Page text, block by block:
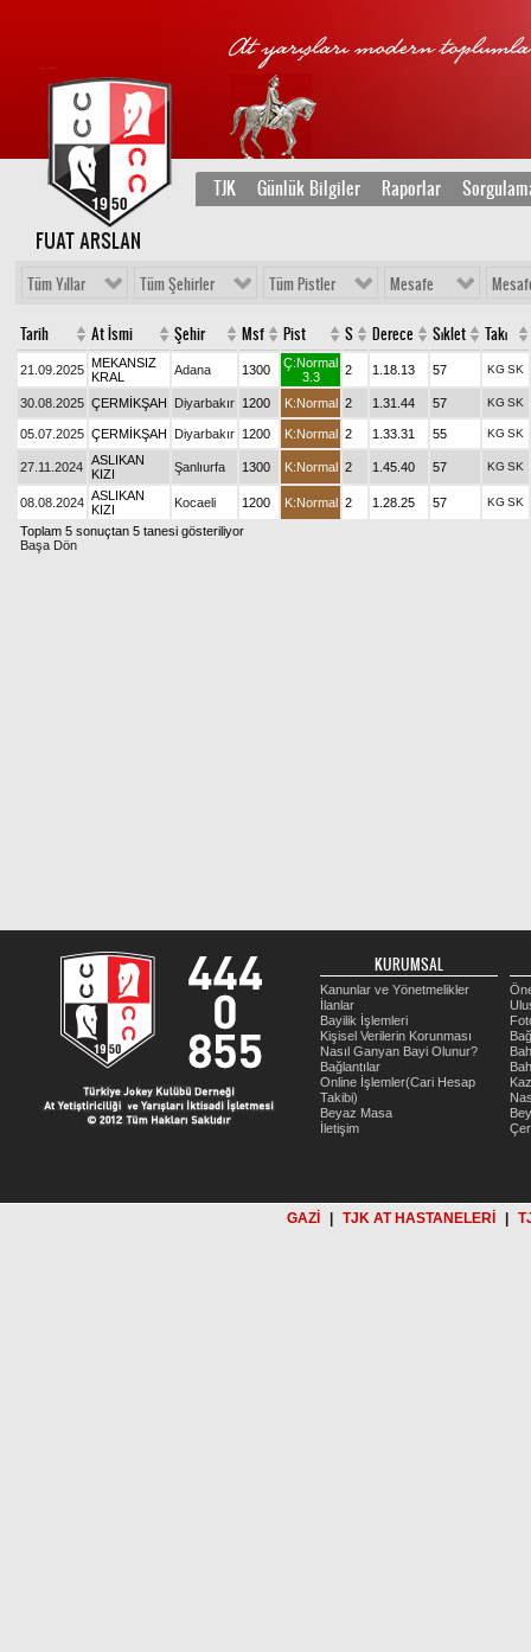
TJK Günlük Bilgiler Raporlar
FUAT ARSLAN
Tüm Yıllar Tüm Şehirler Tüm Pistler Mesafe
Tarih At İsmi Şehir Msf Pist S Derece Sıklet Takı
21.09.2025 MEKANSIZ
KRAL
Adana 1300
Ç:Normal
3.3
2 1.18.13 57 KG SK
30.08.2025 ÇERMİKŞAH Diyarbakır 1200 K:Normal 2 1.31.44 57 KG SK
05.07.2025 ÇERMİKŞAH Diyarbakır 1200 K:Normal 2 1.33.31 55 KG SK
27.11.2024 ASLIKAN
KIZI
Şanlıurfa 1300 K:Normal 2 1.45.40 57 KG SK
08.08.2024 ASLIKAN
KIZI
Kocaeli 1200 K:Normal 2 1.28.25 57 KG SK
Toplam 5 sonuçtan 5 tanesi gösteriliyor
Başa Dön
KURUMSAL
Kanunlar ve Yönetmelikler
İlanlar
Bayilik İşlemleri
Kişisel Verilerin Korunması
Nasıl Ganyan Bayi Olunur?
Bağlantılar
Online İşlemler(Cari Hesap
Takibi)
Beyaz Masa
İletişim
GAZİ TJK AT HASTANELERİ